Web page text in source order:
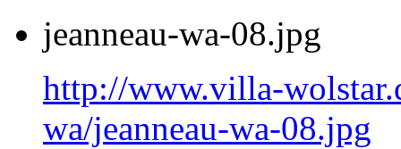
jeanneau-wa-08.jpg
http://www.villa-
wa/jeanneau-wa-08.jpg